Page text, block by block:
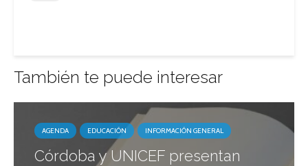
También te puede interesar
AGENDA EDUCACIÓN INFORMACIÓN GENERAL
Córdoba y UNICEF presentan